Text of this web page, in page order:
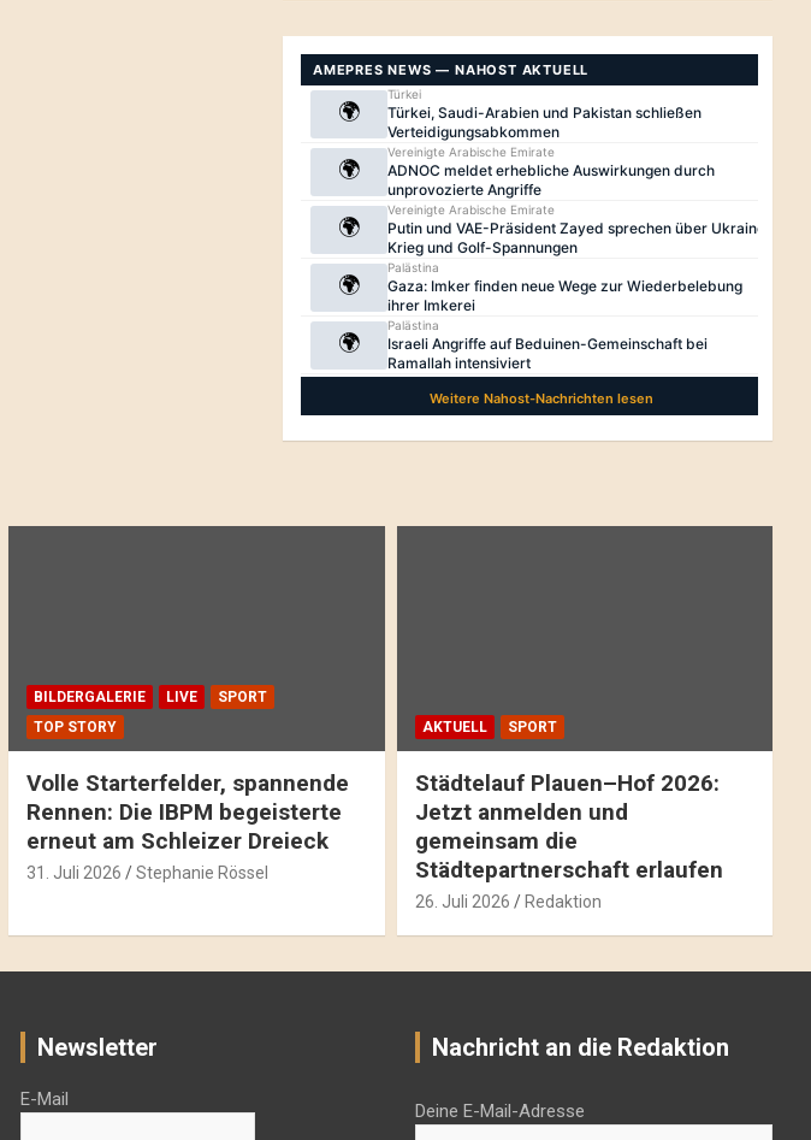
BILDERGALERIE LIVE
SPORT
TOP STORY
Volle Starterfelder, spannende
Rennen: Die IBPM begeisterte
erneut am Schleizer Dreieck
31. Juli 2026 Stephanie Rössel
AKTUELL SPORT
Städtelauf Plauen–Hof 2026:
Jetzt anmelden und
gemeinsam die
Städtepartnerschaft erlaufen
26. Juli 2026 Redaktion
Newsletter
E-Mail
Nachricht an die Redaktion
Deine E-Mail-Adresse